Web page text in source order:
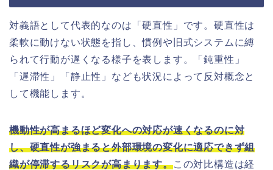
対義語として代表的なのは「硬直性」です。硬直性は
柔軟に動けない状態を指し、慣例や旧式システムに縛
られて行動が遅くなる様子を表します。「鈍重性」
「遅滞性」「静止性」なども状況によって反対概念と
して機能します。
機動性が高まるほど変化への対応が速くなるのに対
し、硬直性が強まると外部環境の変化に適応できず組
織が停滞するリスクが高まります。この対比構造は経